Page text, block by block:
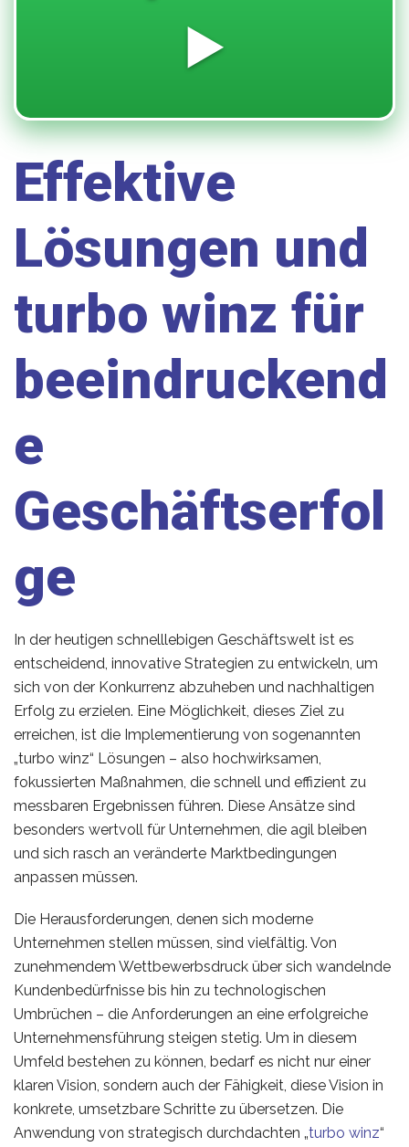
▶️
Effektive
Lösungen und
turbo winz für
beeindruckend
e
Geschäftserfol
ge
In der heutigen schnelllebigen Geschäftswelt ist es
entscheidend, innovative Strategien zu entwickeln, um
sich von der Konkurrenz abzuheben und nachhaltigen
Erfolg zu erzielen. Eine Möglichkeit, dieses Ziel zu
erreichen, ist die Implementierung von sogenannten
„turbo winz“ Lösungen – also hochwirksamen,
fokussierten Maßnahmen, die schnell und effizient zu
messbaren Ergebnissen führen. Diese Ansätze sind
besonders wertvoll für Unternehmen, die agil bleiben
und sich rasch an veränderte Marktbedingungen
anpassen müssen.
Die Herausforderungen, denen sich moderne
Unternehmen stellen müssen, sind vielfältig. Von
zunehmendem Wettbewerbsdruck über sich wandelnde
Kundenbedürfnisse bis hin zu technologischen
Umbrüchen – die Anforderungen an eine erfolgreiche
Unternehmensführung steigen stetig. Um in diesem
Umfeld bestehen zu können, bedarf es nicht nur einer
klaren Vision, sondern auch der Fähigkeit, diese Vision in
konkrete, umsetzbare Schritte zu übersetzen. Die
Anwendung von strategisch durchdachten „turbo winz“